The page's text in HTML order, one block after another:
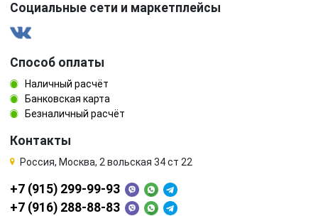
Социальные сети и маркетплейсы
Способ оплаты
Наличный расчёт
Банковская карта
Безналичный расчёт
Контакты
Россия, Москва, 2 вольская 34 ст 22
+7 (915) 299-99-93
+7 (916) 288-88-83